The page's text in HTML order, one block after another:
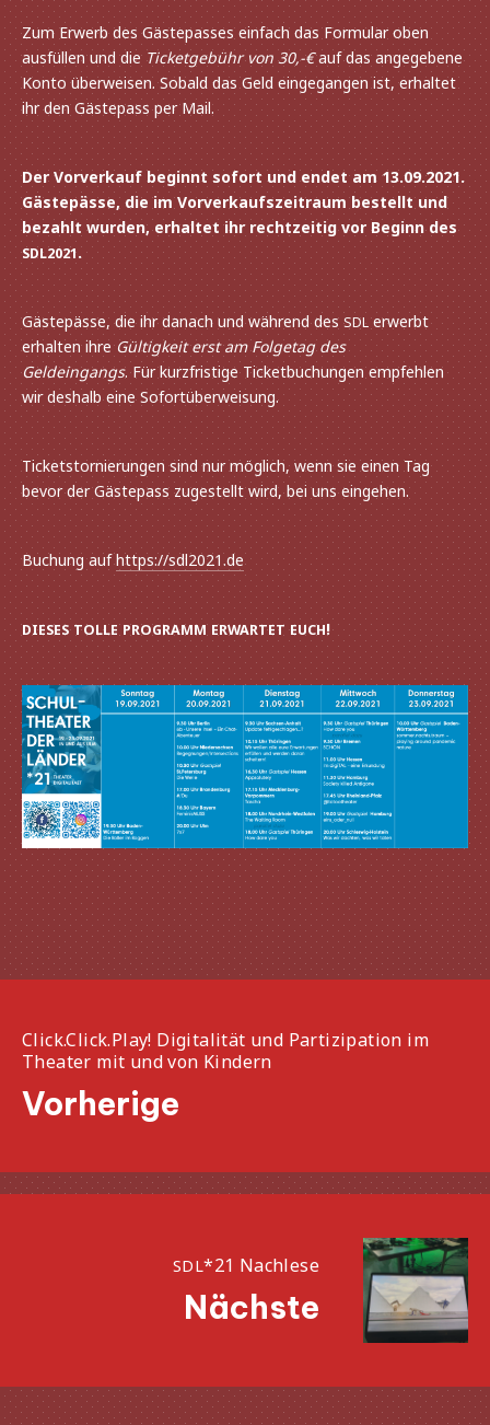
Zum Erwerb des Gästepasses einfach das Formular oben
ausfül­len und die Ticketgebühr von 30,-€auf das ange­ge­bene
Konto über­wei­sen. Sobald das Geld einge­gan­gen ist, erhal­tet
ihr den Gästepass per Mail.
Der Vorverkauf beginnt sofort und endet am 13.09.2021.
Gästepässe, die im Vorverkaufszeitraum bestellt und
bezahlt wurden, erhal­tet ihr recht­zei­tig vor Beginn des
SDL2021.
Gästepässe, die ihr danach und während des SDLerwerbt
erhal­ten ihreGültigkeit erst am Folgetag des
Geldeingangs. Für kurz­fris­tige Ticketbuchungen empfeh­len
wir deshalb eine Sofortüberweisung.
Ticketstornierungen sind nur möglich, wenn sie einen Tag
bevor der Gästepass zuge­stellt wird, bei uns eingehen.
Buchung aufhttps://sdl2021.de
DIESES TOLLE PROGRAMM ERWARTET EUCH!
Click.Click.Play! Digitalität und Partizipation im
Theater mit und von Kindern
Vorherige
SDL*21 Nachlese
Nächste
Vorherige